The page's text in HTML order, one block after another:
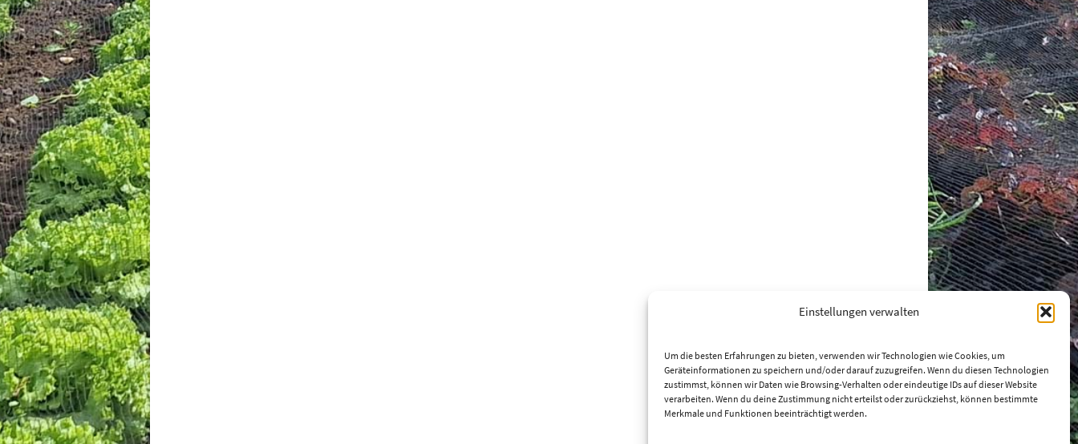
Einstellungen verwalten
Um die besten Erfahrungen zu bieten, verwenden wir Technologien wie Cookies, um
Geräteinformationen zu speichern und/oder darauf zuzugreifen. Wenn du diesen Technologien
zustimmst, können wir Daten wie Browsing-Verhalten oder eindeutige IDs auf dieser Website
verarbeiten. Wenn du deine Zustimmung nicht erteilst oder zurückziehst, können bestimmte
Merkmale und Funktionen beeinträchtigt werden.